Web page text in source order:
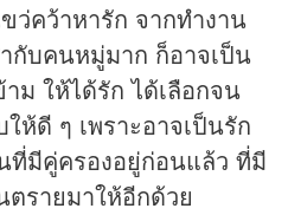
ว่คว้าหารัก จากทำงาน
กับคนหมู่มาก ก็อาจเป็น
ม ให้ได้รัก ได้เลือกจน
ห้ดี ๆ เพราะอาจเป็นรัก
มีคู่ครองอยู่ก่อนแล้ว ที่มี
รายมาให้อีกด้วย